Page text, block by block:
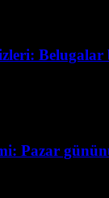
Belugalar
Pazar